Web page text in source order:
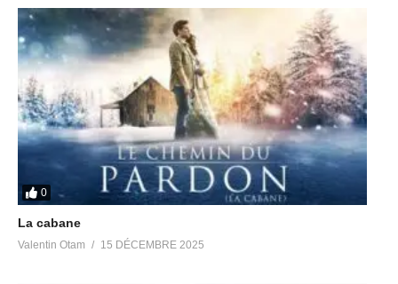
0
La cabane
Valentin Otam 15 DÉCEMBRE 2025